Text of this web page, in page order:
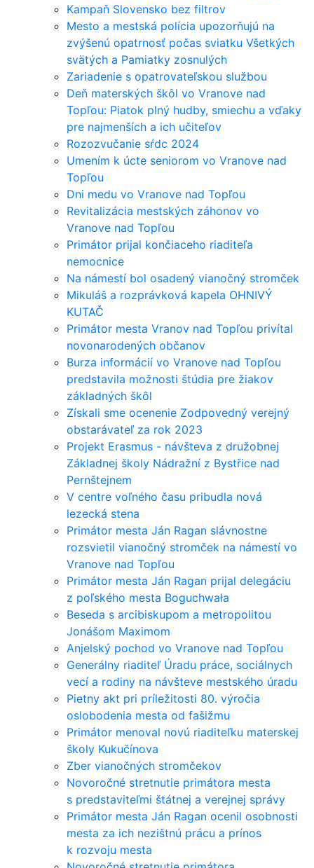
Kampaň Slovensko bez filtrov
Mesto a mestská polícia upozorňujú na
zvýšenú opatrnosť počas sviatku Všetkých
svätých a Pamiatky zosnulých
Zariadenie s opatrovateľskou službou
Deň materských škôl vo Vranove nad
Topľou: Piatok plný hudby, smiechu a vďaky
pre najmenších a ich učiteľov
Rozozvučanie sŕdc 2024
Umením k úcte seniorom vo Vranove nad
Topľou
Dni medu vo Vranove nad Topľou
Revitalizácia mestských záhonov vo
Vranove nad Topľou
Primátor prijal končiaceho riaditeľa
nemocnice
Na námestí bol osadený vianočný stromček
Mikuláš a rozprávková kapela OHNIVÝ
KUTAČ
Primátor mesta Vranov nad Topľou privítal
novonarodených občanov
Burza informácií vo Vranove nad Topľou
predstavila možnosti štúdia pre žiakov
základných škôl
Získali sme ocenenie Zodpovedný verejný
obstarávateľ za rok 2023
Projekt Erasmus - návšteva z družobnej
Základnej školy Nádražní z Bystřice nad
Pernštejnem
V centre voľného času pribudla nová
lezecká stena
Primátor mesta Ján Ragan slávnostne
rozsvietil vianočný stromček na námestí vo
Vranove nad Topľou
Primátor mesta Ján Ragan prijal delegáciu
z poľského mesta Boguchwała
Beseda s arcibiskupom a metropolitou
Jonášom Maximom
Anjelský pochod vo Vranove nad Topľou
Generálny riaditeľ Úradu práce, sociálnych
vecí a rodiny na návšteve mestského úradu
Pietny akt pri príležitosti 80. výročia
oslobodenia mesta od fašižmu
Primátor menoval novú riaditeľku materskej
školy Kukučínova
Zber vianočných stromčekov
Novoročné stretnutie primátora mesta
s predstaviteľmi štátnej a verejnej správy
Primátor mesta Ján Ragan ocenil osobnosti
mesta za ich nezištnú prácu a prínos
k rozvoju mesta